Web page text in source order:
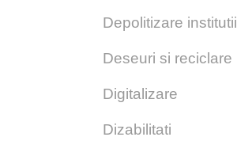
Depolitizare institutii
Deseuri si reciclare
Digitalizare
Dizabilitati